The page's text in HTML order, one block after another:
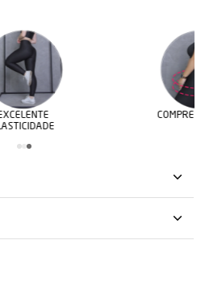
COMPRESSÃO ALTA